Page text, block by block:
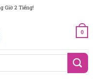
Giờ 2 Tiếng!
0